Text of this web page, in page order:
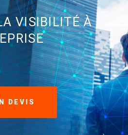
VISIBILITÉ À
DEVIS